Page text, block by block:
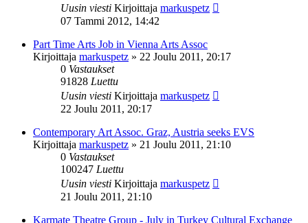
Uusin viesti Kirjoittaja markuspetz
07 Tammi 2012, 14:42
Part Time Arts Job in Vienna Arts Assoc
Kirjoittaja markuspetz » 22 Joulu 2011, 20:17
0 Vastaukset
91828 Luettu
Uusin viesti Kirjoittaja markuspetz
22 Joulu 2011, 20:17
Contemporary Art Assoc. Graz, Austria seeks EVS
Kirjoittaja markuspetz » 21 Joulu 2011, 21:10
0 Vastaukset
100247 Luettu
Uusin viesti Kirjoittaja markuspetz
21 Joulu 2011, 21:10
Karmate Theatre Group - July in Turkey Cultural Exchange